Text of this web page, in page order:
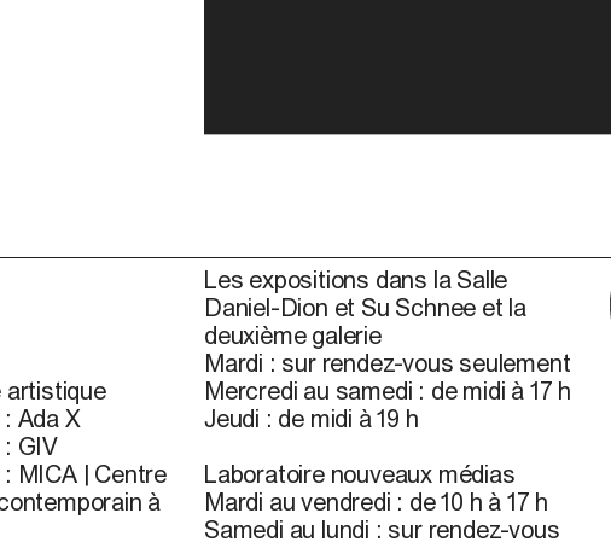
artistique
Ada X
GIV
MICA | Centre
à
Les expositions dans la Salle
Daniel-Dion et Su Schnee et la
deuxième galerie
Mardi : sur rendez-vous seulement
Mercredi au samedi : de midi à 17 h
Jeudi : de midi à 19 h
Laboratoire nouveaux médias
Mardi au vendredi : de 10 h à 17 h
Samedi au lundi : sur rendez-vous